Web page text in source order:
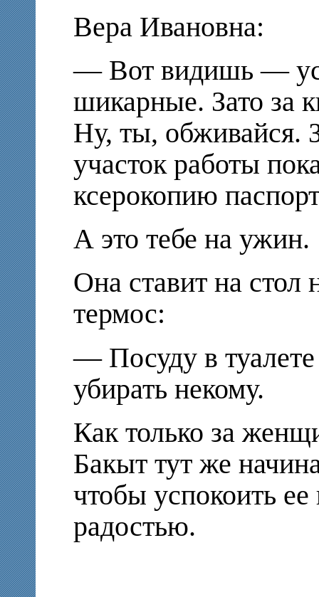
Вера Ивановна:
— Вот видишь —
шикарные. Зато за
Ну, ты, обживайся.
участок работы
ксерокопию
А это тебе на ужин.
Она ставит на
термос:
— Посуду в
убирать некому.
Как только за
Бакыт тут же
чтобы успокоить
радостью.